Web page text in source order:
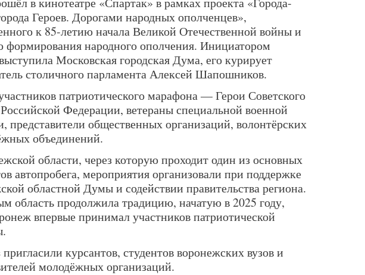
Героев. Дорогами народных ополченцев»,
к 85-летию начала Великой Отечественной войны и
формирования народного ополчения. Инициатором
Московская городская Дума, его курирует
столичного парламента Алексей Шапошников.
патриотического марафона — Герои Советского
Федерации, ветераны специальной военной
представители общественных организаций, волонтёрских
объединений.
области, через которую проходит один из основных
автопробега, мероприятия организовали при поддержке
областной Думы и содействии правительства региона.
область продолжила традицию, начатую в 2025 году,
впервые принимал участников патриотической
курсантов, студентов воронежских вузов и
молодёжных организаций.